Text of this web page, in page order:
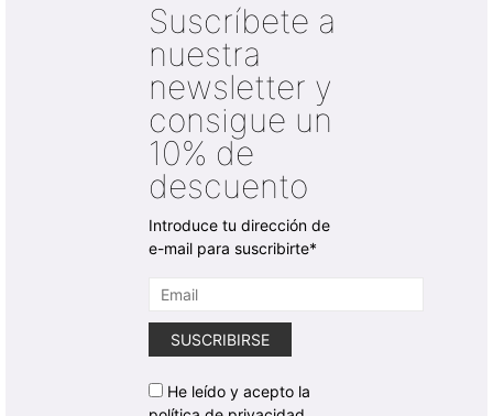
Suscríbete a
nuestra
newsletter y
consigue un
10% de
descuento
Introduce tu dirección de
e-mail para suscribirte*
He leído y acepto la